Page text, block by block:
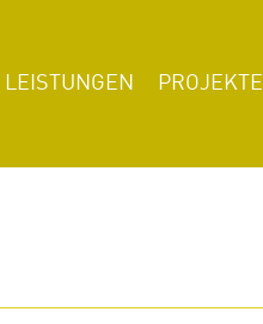
LEISTUNGEN PROJEKTE